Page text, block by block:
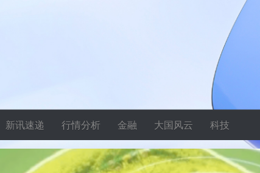
新讯速递 行情分析 金融 大国风云 科技